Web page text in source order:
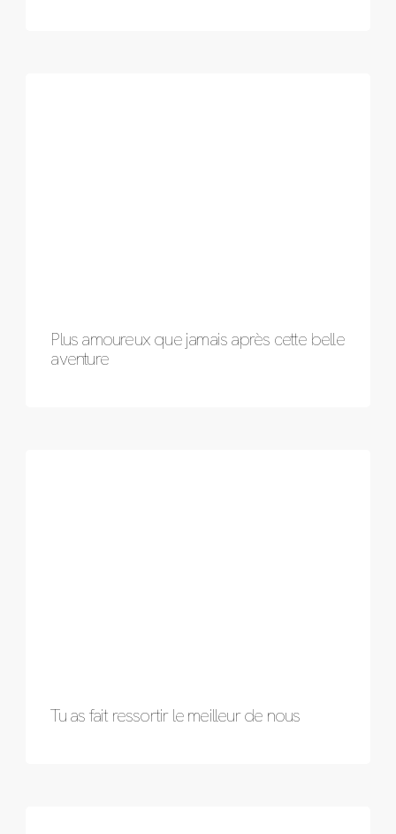
Plus amoureux que jamais après cette belle
aventure
Tu as fait ressortir le meilleur de nous